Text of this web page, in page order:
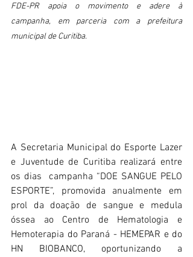
FDE-PR apoia o movimento e adere à
campanha, em parceria com a prefeitura
municipal de Curitiba.
A Secretaria Municipal do Esporte Lazer
e Juventude de Curitiba realizará entre
os dias  campanha “DOE SANGUE PELO
ESPORTE”, promovida anualmente em
prol da doação de sangue e medula
óssea ao Centro de Hematologia e
Hemoterapia do Paraná - HEMEPAR e do
HN BIOBANCO, oportunizando a